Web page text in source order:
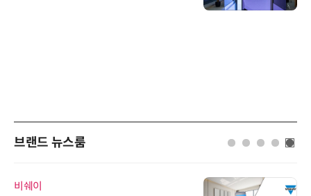
브랜드 뉴스룸
비쉐이